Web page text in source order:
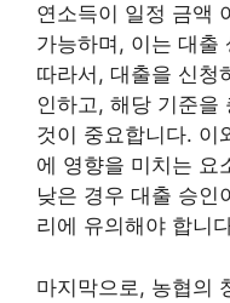
연소득이 일정 금액
가능하며, 이는 대출
따라서, 대출을 신청
인하고, 해당 기준을
것이 중요합니다. 이
에 영향을 미치는 요
낮은 경우 대출 승인
리에 유의해야 합니
마지막으로, 농협의